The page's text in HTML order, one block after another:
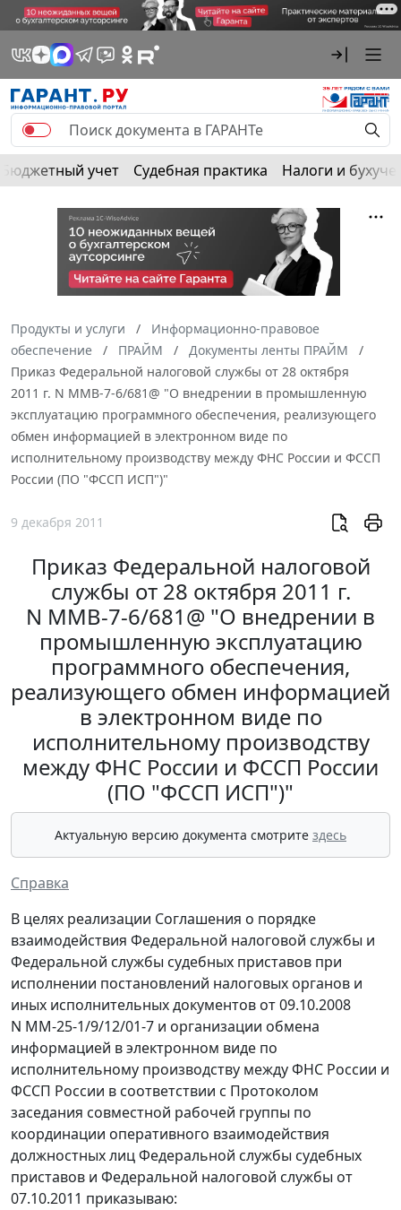
Бюджетный учет Судебная практика Налоги и
Продукты и услуги
Информационно-правовое
обеспечение
ПРАЙМ
Документы ленты ПРАЙМ
Приказ Федеральной налоговой службы от 28 октября
2011 г. N ММВ-7-6/681@ "О внедрении в промышленную
эксплуатацию программного обеспечения, реализующего
обмен информацией в электронном виде по
исполнительному производству между ФНС России и ФССП
России (ПО "ФССП ИСП")"
9 декабря 2011
Приказ Федеральной налоговой
службы от 28 октября 2011 г.
N ММВ-7-6/681@ "О внедрении в
промышленную эксплуатацию
программного обеспечения,
реализующего обмен информацией
в электронном виде по
исполнительному производству
между ФНС России и ФССП России
(ПО "ФССП ИСП")"
Актуальную версию документа смотрите здесь
Справка
В целях реализации Соглашения о порядке
взаимодействия Федеральной налоговой службы и
Федеральной службы судебных приставов при
исполнении постановлений налоговых органов и
иных исполнительных документов от 09.10.2008
N ММ-25-1/9/12/01-7 и организации обмена
информацией в электронном виде по
исполнительному производству между ФНС России и
ФССП России в соответствии с Протоколом
заседания совместной рабочей группы по
координации оперативного взаимодействия
должностных лиц Федеральной службы судебных
приставов и Федеральной налоговой службы от
07.10.2011 приказываю: